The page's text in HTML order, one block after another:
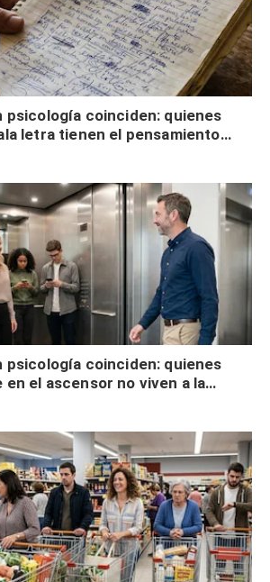
psicología coinciden: quienes
letra tienen el pensamiento
hacen por desinterés
psicología coinciden: quienes
en el ascensor no viven a la
apertura social